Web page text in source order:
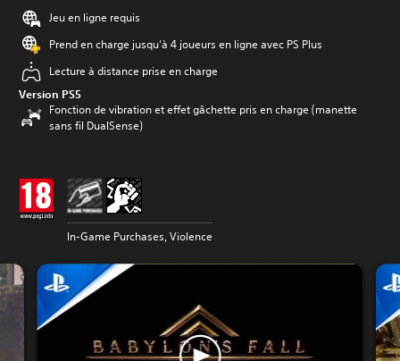
Jeu en ligne requis
Prend en charge jusqu'à 4 joueurs en ligne avec PS Plus
Lecture à distance prise en charge
Version PS5
Fonction de vibration et effet gâchette pris en charge (manette
sans fil DualSense)
In-Game Purchases, Violence